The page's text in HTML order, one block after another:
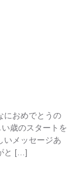
におめでとうの
歳のスタートを
いメッセージあ
と […]